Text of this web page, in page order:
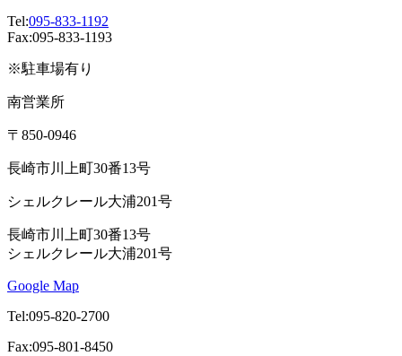
Tel:095-833-1192
Fax:095-833-1193
※駐車場有り
南営業所
〒850-0946
長崎市川上町30番13号
シェルクレール大浦201号
長崎市川上町30番13号
シェルクレール大浦201号
Google Map
Tel:095-820-2700
Fax:095-801-8450